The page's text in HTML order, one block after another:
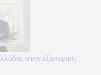
στην εξωτερική